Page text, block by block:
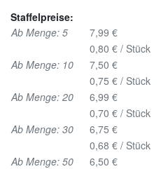
Staffelpreise:
Ab Menge: 5
7,99 €
0,80 € / Stück
Ab Menge: 10
7,50 €
0,75 € / Stück
Ab Menge: 20
6,99 €
0,70 € / Stück
Ab Menge: 30
6,75 €
0,68 € / Stück
Ab Menge: 50
6,50 €